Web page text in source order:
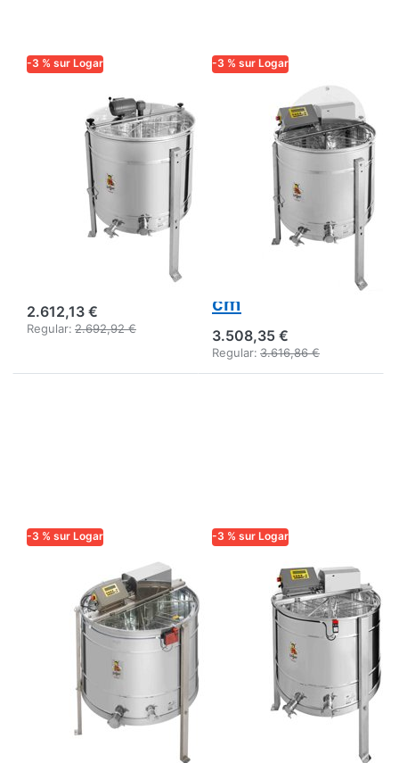
-3 % sur Logar
Extracteur Logar
6 cadres à
retournement
automatique,
cuve Ø 76 cm,
moteur 110 W,
2.612,13 €
Regular: 2.692,92 €
-3 % sur Logar
Extracteur auto-
retournant Logar
6 cadres, cuve Ø
76 cm, moteur
180 W,
entièrement
électronique,
cadres 27,5 x 48
cm
3.508,35 €
Regular: 3.616,86 €
-3 % sur Logar
Extracteur à
retournement
automatique
Logar 8 cadres,
cuve Ø 95 cm,
moteur 370 W,
entièrement
-3 % sur Logar
LOGAR TRADE
Logar —
Extracteur
automatique 8
rayons, cuve 82
cm, moteur 250
W, entièrement